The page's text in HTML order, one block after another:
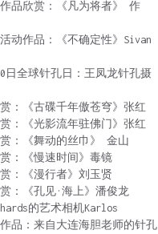
品欣赏：《凡为将者》 作
动作品：《不确定性》Sivan
日全球针孔日：王凤龙针孔摄
：《古碟千年傲苍穹》张红
：《光影流年驻佛门》张红
：《舞动的丝巾》 金山
：《慢速时间》毒镜
：《漫行者》刘玉贤
：《孔见·海上》潘俊龙
的艺术相机Karlos
品：来自大连海胆老师的针孔